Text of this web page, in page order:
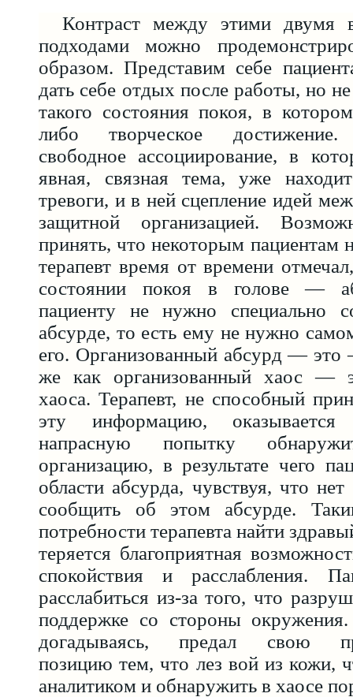
Контраст между этими двумя
подходами можно
образом. Представим себе
дать себе отдых после работы, но
такого состояния покоя, в
либо творческое достижение.
свободное ассоциирование, в
явная, связная тема, уже
тревоги, и в ней сцепление идей
защитной организацией.
принять, что некоторым пациентам
терапевт время от времени
состоянии покоя в голове —
пациенту не нужно специально
абсурде, то есть ему не нужно
его. Организованный абсурд —
же как организованный хаос —
хаоса. Терапевт, не способный
эту информацию,
напрасную попытку
организацию, в результате чего
области абсурда, чувствуя, что
сообщить об этом абсурде.
потребности терапевта найти
теряется благоприятная
спокойствия и расслабления.
расслабиться из-за того, что
поддержке со стороны
догадываясь, предал свою
позицию тем, что лез вой из кожи,
аналитиком и обнаружить в хаосе